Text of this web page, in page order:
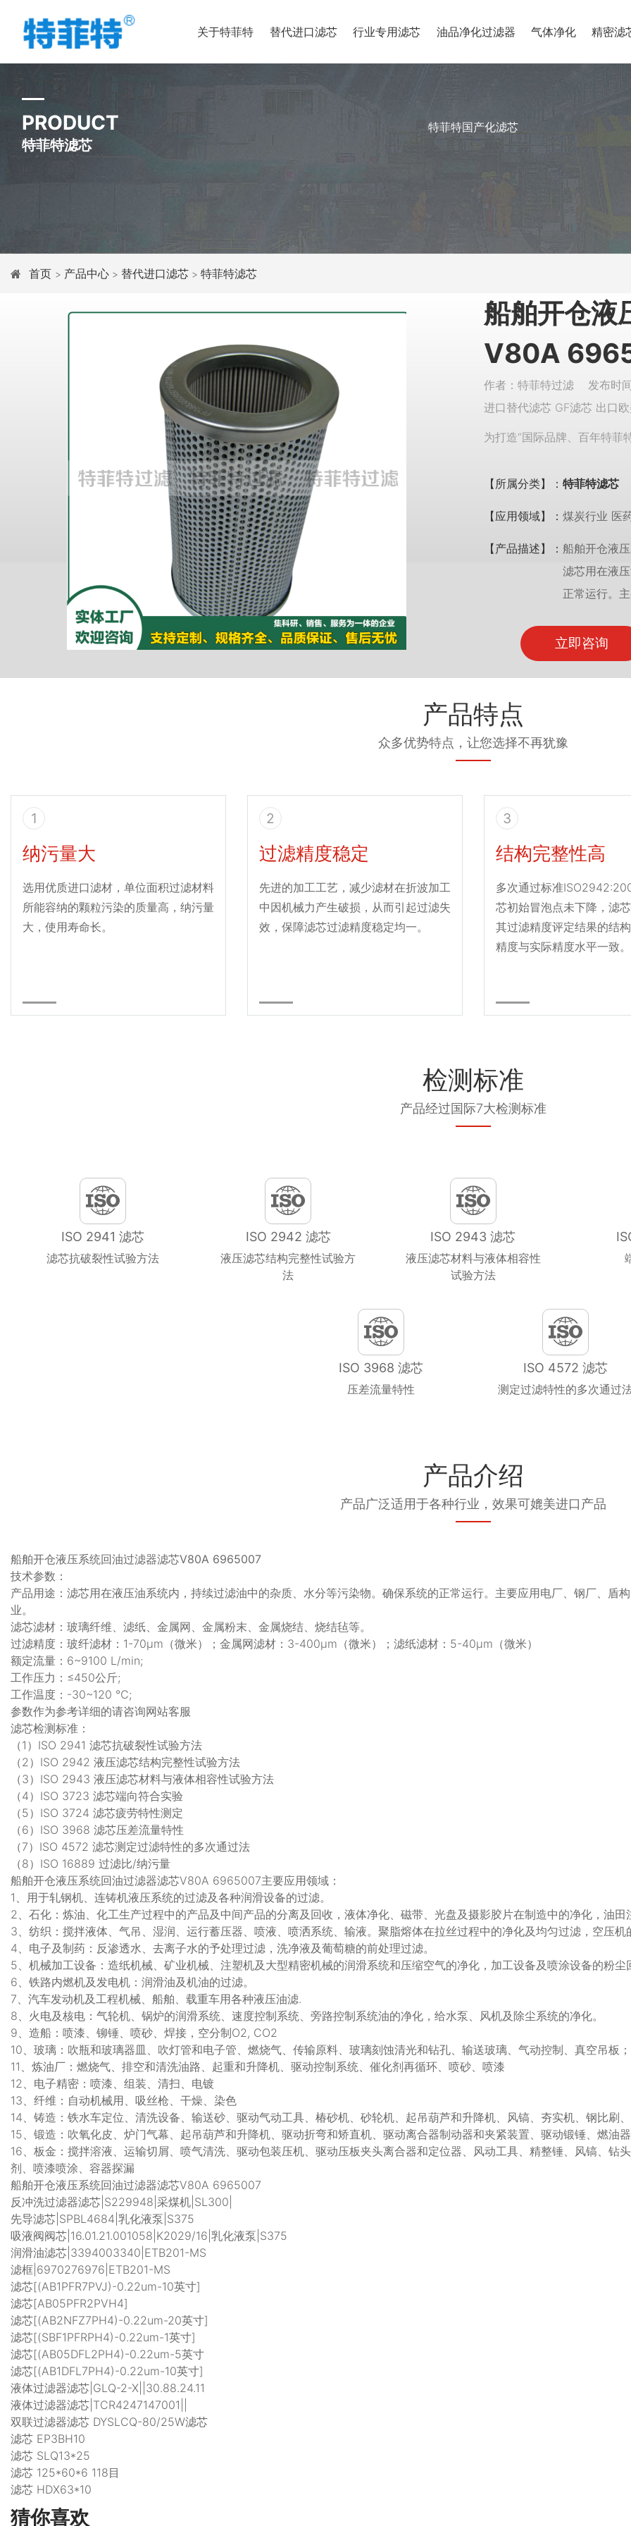
关于特菲特 替代进口滤芯 行业专用滤芯 油品净化过滤器 气体净化 精密滤
PRODUCT
特菲特滤芯
特菲特国产化滤芯
首页 > 产品中心 > 替代进口滤芯 > 特菲特滤芯
船舶开仓液
V80A
作者：特菲特过滤 发布时
进口替代滤芯 GF滤芯 出口
为打造“国际品牌、百年特菲
【所属分类】： 特菲特滤芯
【应用领域】： 煤炭行业 医
【产品描述】： 船舶开仓液
滤芯用在液
正常运行。
立即咨询
产品特点
众多优势特点，让您选择不再犹豫
1
纳污量大
选用优质进口滤材，单位面积过滤材料
所能容纳的颗粒污染的质量高，纳污量
大，使用寿命长。
2
过滤精度稳定
先进的加工工艺，减少滤材在折波加工
中因机械力产生破损，从而引起过滤失
效，保障滤芯过滤精度稳定均一。
3
结构完整性高
多次通过标准
芯初始冒泡点未下降，滤
其过滤精度评定结果的结
精度与实际精度水平一致。
检测标准
产品经过国际7大检测标准
ISO 2941 滤芯
滤芯抗破裂性试验方法
ISO 2942 滤芯
液压滤芯结构完整性试验方
法
ISO 2943 滤芯
液压滤芯材料与液体相容性
试验方法
ISO 3968 滤芯
压差流量特性
ISO 4572 滤芯
测定过滤特性的多次通过
产品介绍
产品广泛适用于各种行业，效果可媲美进口产品
船舶开仓液压系统回油过滤器滤芯V80A 6965007
技术参数：
产品用途：滤芯用在液压油系统内，持续过滤油中的杂质、水分等污染物。确保系统的正常运行。主要应用电厂、钢厂、盾
业。
滤芯滤材：玻璃纤维、滤纸、金属网、金属粉末、金属烧结、烧结毡等。
过滤精度：玻纤滤材：1-70μm（微米）；金属网滤材：3-400μm（微米）；滤纸滤材：5-40μm（微米）
额定流量：6~9100 L/min;
工作压力：≤450公斤;
工作温度：-30~120 ℃;
参数作为参考详细的请咨询网站客服
滤芯检测标准：
（1）ISO 2941 滤芯抗破裂性试验方法
（2）ISO 2942 液压滤芯结构完整性试验方法
（3）ISO 2943 液压滤芯材料与液体相容性试验方法
（4）ISO 3723 滤芯端向符合实验
（5）ISO 3724 滤芯疲劳特性测定
（6）ISO 3968 滤芯压差流量特性
（7）ISO 4572 滤芯测定过滤特性的多次通过法
（8）ISO 16889 过滤比/纳污量
船舶开仓液压系统回油过滤器滤芯V80A 6965007主要应用领域：
1、用于轧钢机、连铸机液压系统的过滤及各种润滑设备的过滤。
2、石化：炼油、化工生产过程中的产品及中间产品的分离及回收，液体净化、磁带、光盘及摄影胶片在制造中的净化，油
3、纺织：搅拌液体、气吊、湿润、运行蓄压器、喷液、喷洒系统、输液。聚脂熔体在拉丝过程中的净化及均匀过滤，空压
4、电子及制药：反渗透水、去离子水的予处理过滤，洗净液及葡萄糖的前处理过滤。
5、机械加工设备：造纸机械、矿业机械、注塑机及大型精密机械的润滑系统和压缩空气的净化，加工设备及喷涂设备的粉尘
6、铁路内燃机及发电机：润滑油及机油的过滤。
7、汽车发动机及工程机械、船舶、载重车用各种液压油滤.
8、火电及核电：气轮机、锅炉的润滑系统、速度控制系统、旁路控制系统油的净化，给水泵、风机及除尘系统的净化。
9、造船：喷漆、铆锤、喷砂、焊接，空分制O2, CO2
10、玻璃：吹瓶和玻璃器皿、吹灯管和电子管、燃烧气、传输原料、玻璃刻蚀清光和钻孔、输送玻璃、气动控制、真空吊板
11、炼油厂：燃烧气、排空和清洗油路、起重和升降机、驱动控制系统、催化剂再循环、喷砂、喷漆
12、电子精密：喷漆、组装、清扫、电镀
13、纤维：自动机械用、吸丝枪、干燥、染色
14、铸造：铁水车定位、清洗设备、输送砂、驱动气动工具、椿砂机、砂轮机、起吊葫芦和升降机、风镐、夯实机、钢比刷
15、锻造：吹氧化皮、炉门气幕、起吊葫芦和升降机、驱动折弯和矫直机、驱动离合器制动器和夹紧装置、驱动锻锤、燃油器
16、板金：搅拌溶液、运输切屑、喷气清洗、驱动包装压机、驱动压板夹头离合器和定位器、风动工具、精整锤、风镐、钻
剂、喷漆喷涂、容器探漏
船舶开仓液压系统回油过滤器滤芯V80A 6965007
反冲洗过滤器滤芯|S229948|采煤机|SL300|
先导滤芯|SPBL4684|乳化液泵|S375
吸液阀阀芯|16.01.21.001058|K2029/16|乳化液泵|S375
润滑油滤芯|3394003340|ETB201-MS
滤框|6970276976|ETB201-MS
滤芯[(AB1PFR7PVJ)-0.22um-10英寸]
滤芯[AB05PFR2PVH4]
滤芯[(AB2NFZ7PH4)-0.22um-20英寸]
滤芯[(SBF1PFRPH4)-0.22um-1英寸]
滤芯[(AB05DFL2PH4)-0.22um-5英寸
滤芯[(AB1DFL7PH4)-0.22um-10英寸]
液体过滤器滤芯|GLQ-2-X||30.88.24.11
液体过滤器滤芯|TCR4247147001||
双联过滤器滤芯 DYSLCQ-80/25W滤芯
滤芯 EP3BH10
滤芯 SLQ13*25
滤芯 125*60*6 118目
滤芯 HDX63*10
猜你喜欢